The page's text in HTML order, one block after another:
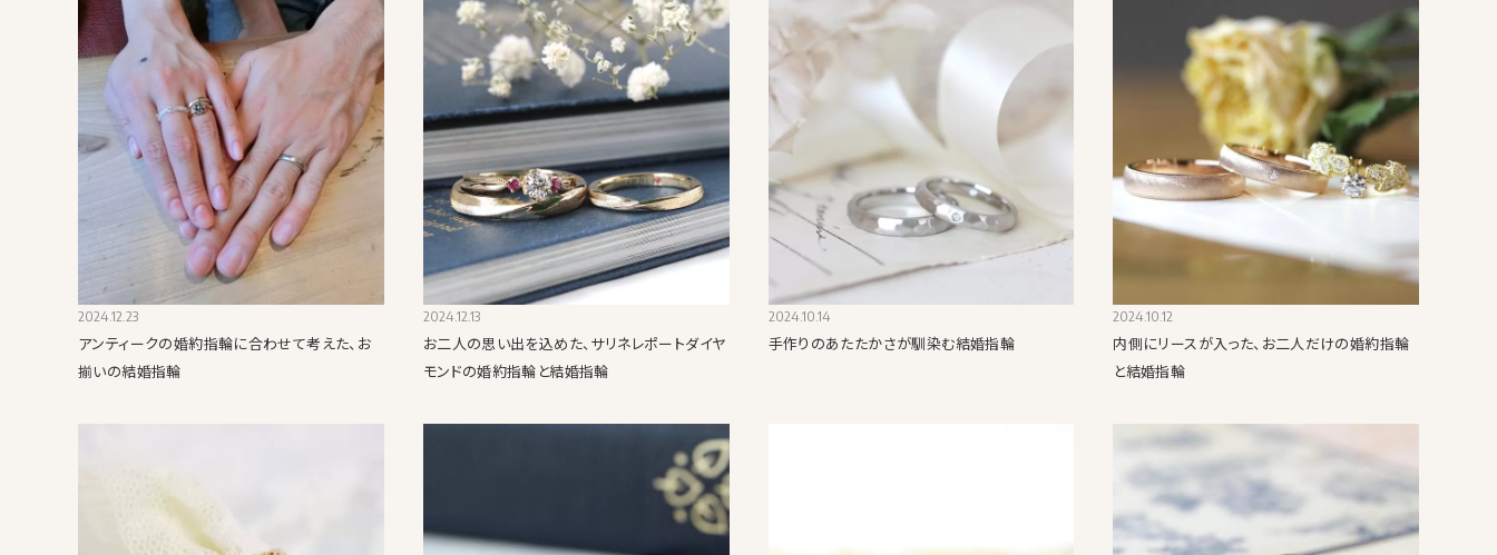
2024.12.23
アンティークの婚約指輪に合わせて考えた、お
揃いの結婚指輪
2024.12.13
お二人の思い出を込めた、サリネレポートダイヤ
モンドの婚約指輪と結婚指輪
2024.10.14
手作りのあたたかさが馴染む結婚指輪
2024.10.12
内側にリースが入った、お二人だけの婚約指輪
と結婚指輪